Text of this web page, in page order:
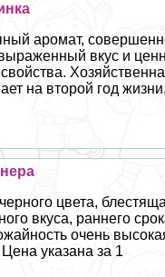
аромат,
вкус и
на второй год жизни,
цвета,
вкуса, раннего
очень
Цена указана за 1